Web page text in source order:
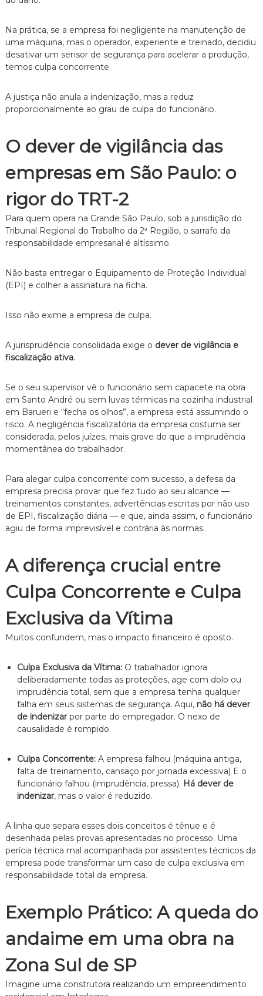
o
,
l
e
p
s
o
n
a
a
d
o
Na prática,se a empresa foi negligente na manutenção de
uma máquina,mas o operador,experiente e treinado,decidiu
desativar um sensor de segurança para acelerar a produção,
temos culpa concorrente.
A justiça não anula a indenização,mas a reduz
proporcionalmente ao grau de culpa do funcionário.
O dever de vigilância das
empresas em São Paulo: o
rigor do TRT-2
Para quem opera na Grande São Paulo,sob a jurisdição do
Tribunal Regional do Trabalho da 2ª Região,o sarrafo da
responsabilidade empresarial é altíssimo.
Não basta entregar o Equipamento de Proteção Individual
(EPI) e colher a assinatura na ficha.
Isso não exime a empresa de culpa.
A jurisprudência consolidada exige o dever de vigilância e
fiscalização ativa.
Se o seu supervisor vê o funcionário sem capacete na obra
em Santo André ou sem luvas térmicas na cozinha industrial
em Barueri e “fecha os olhos”,a empresa está assumindo o
risco. A negligência fiscalizatória da empresa costuma ser
considerada,pelos juízes,mais grave do que a imprudência
momentânea do trabalhador.
Para alegar culpa concorrente com sucesso,a defesa da
empresa precisa provar que fez tudo ao seu alcance —
treinamentos constantes,advertências escritas por não uso
de EPI,fiscalização diária — e que,ainda assim,o funcionário
agiu de forma imprevisível e contrária às normas.
A diferença crucial entre
Culpa Concorrente e Culpa
Exclusiva da Vítima
Muitos confundem,mas o impacto financeiro é oposto.
Culpa Exclusiva da Vítima:O trabalhador ignora
deliberadamente todas as proteções,age com dolo ou
imprudência total,sem que a empresa tenha qualquer
falha em seus sistemas de segurança. Aqui, não há dever
de indenizarpor parte do empregador. O nexo de
causalidade é rompido.
Culpa Concorrente:A empresa falhou (máquina antiga,
falta de treinamento,cansaço por jornada excessiva) E o
funcionário falhou (imprudência,pressa). Há dever de
indenizar,mas o valor é reduzido.
A linha que separa esses dois conceitos é tênue e é
desenhada pelas provas apresentadas no processo. Uma
perícia técnica mal acompanhada por assistentes técnicos da
empresa pode transformar um caso de culpa exclusiva em
responsabilidade total da empresa.
Exemplo Prático: A queda do
andaime em uma obra na
Zona Sul de SP
Imagine uma construtora realizando um empreendimento